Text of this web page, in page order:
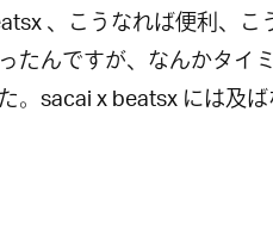
、こうなれば便利、こ
たんですが、なんかタイ
。sacai x beatsx には及